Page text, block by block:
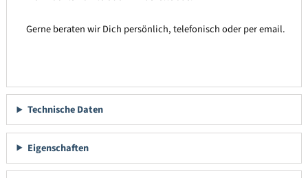
Gerne beraten wir Dich persönlich, telefonisch oder per email.
Technische Daten
Eigenschaften